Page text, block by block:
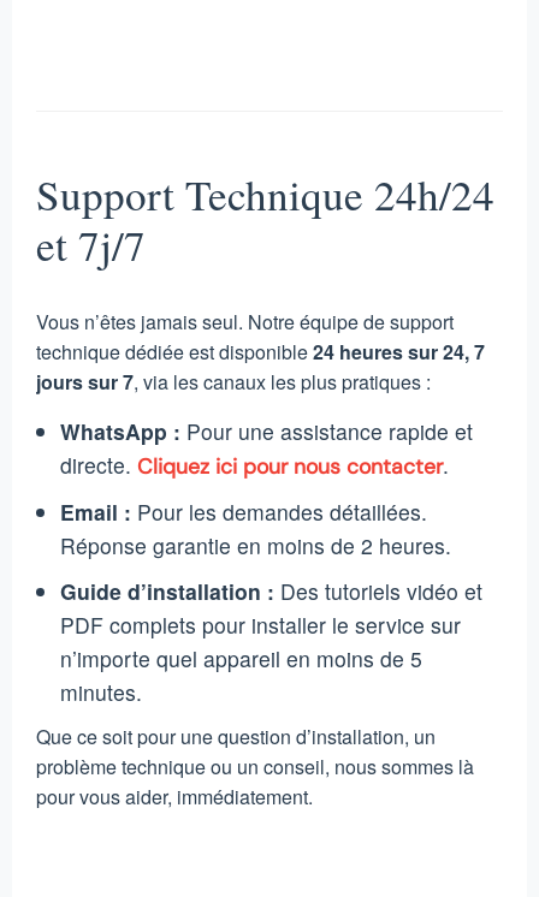
Support Technique 24h/24
et 7j/7
Vous n’êtes jamais seul. Notre équipe de support
technique dédiée est disponible24 heures sur 24, 7
jours sur 7, via les canaux les plus pratiques :
WhatsApp : Pour une assistance rapide et
directe. Cliquez ici pour nous contacter.
Email : Pour les demandes détaillées.
Réponse garantie en moins de 2 heures.
Guide d’installation : Des tutoriels vidéo et
PDF complets pour installer le service sur
n’importe quel appareil en moins de 5
minutes.
Que ce soit pour une question d’installation, un
problème technique ou un conseil, nous sommes là
pour vous aider, immédiatement.